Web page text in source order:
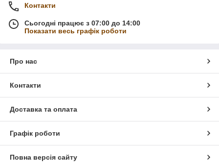
Контакти
Сьогодні працює з 07:00 до 14:00
Показати весь графік роботи
Про нас
Контакти
Доставка та оплата
Графік роботи
Повна версія сайту